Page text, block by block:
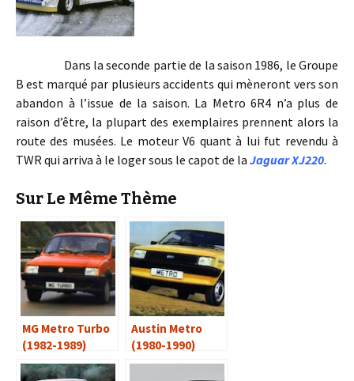
Dans la seconde partie de la saison 1986, le Groupe
B est marqué par plusieurs accidents qui mèneront vers son
abandon à l’issue de la saison. La Metro 6R4 n’a plus de
raison d’être, la plupart des exemplaires prennent alors la
route des musées. Le moteur V6 quant à lui fut revendu à
TWR qui arriva à le loger sous le capot de la Jaguar XJ220.
Sur Le Même Thème
MG Metro Turbo
(1982-1989)
Austin Metro
(1980-1990)